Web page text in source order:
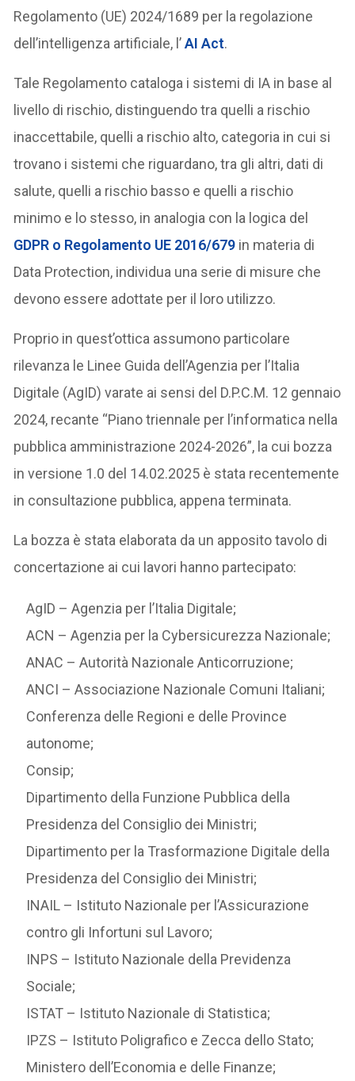
Regolamento (UE) 2024/1689 per la regolazione
dell’intelligenza artificiale, l’AI Act.
Tale Regolamento cataloga i sistemi di IA in base al
livello di rischio, distinguendo tra quelli a rischio
inaccettabile, quelli a rischio alto, categoria in cui si
trovano i sistemi che riguardano, tra gli altri, dati di
salute, quelli a rischio basso e quelli a rischio
minimo e lo stesso, in analogia con la logica del
GDPR o Regolamento UE 2016/679 in materia di
Data Protection, individua una serie di misure che
devono essere adottate per il loro utilizzo.
Proprio in quest’ottica assumono particolare
rilevanza le Linee Guida dell’Agenzia per l’Italia
Digitale (AgID) varate ai sensi del D.P.C.M. 12 gennaio
2024, recante “Piano triennale per l’informatica nella
pubblica amministrazione 2024-2026”, la cui bozza
in versione 1.0 del 14.02.2025 è stata recentemente
in consultazione pubblica, appena terminata.
La bozza è stata elaborata da un apposito tavolo di
concertazione ai cui lavori hanno partecipato:
AgID – Agenzia per l’Italia Digitale;
ACN – Agenzia per la Cybersicurezza Nazionale;
ANAC – Autorità Nazionale Anticorruzione;
ANCI – Associazione Nazionale Comuni Italiani;
Conferenza delle Regioni e delle Province
autonome;
Consip;
Dipartimento della Funzione Pubblica della
Presidenza del Consiglio dei Ministri;
Dipartimento per la Trasformazione Digitale della
Presidenza del Consiglio dei Ministri;
INAIL – Istituto Nazionale per l’Assicurazione
contro gli Infortuni sul Lavoro;
INPS – Istituto Nazionale della Previdenza
Sociale;
ISTAT – Istituto Nazionale di Statistica;
IPZS – Istituto Poligrafico e Zecca dello Stato;
Ministero dell’Economia e delle Finanze;